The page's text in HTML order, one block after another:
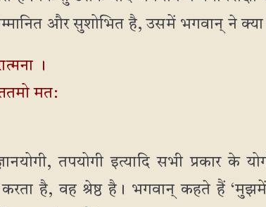
और सुशोभित है, उसमें भगवान् ने
।
मत:
तपयोगी इत्यादि सभी प्रकार के
है, वह श्रेष्ठ है। भगवान् कहते हैं